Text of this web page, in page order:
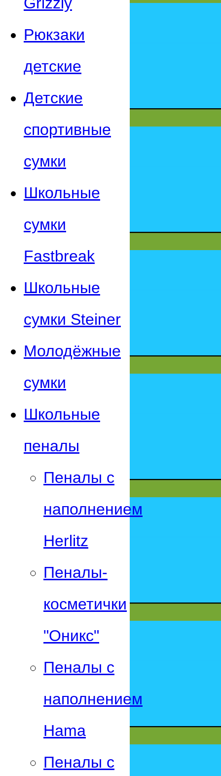
Рюкзаки
детские
Детские
спортивные
сумки
Школьные
сумки
Fastbreak
Школьные
сумки Steiner
Молодёжные
сумки
Школьные
пеналы
Пеналы с
наполнением
Herlitz
Пеналы-
косметички
"Оникс"
Пеналы с
наполнением
Hama
Пеналы с